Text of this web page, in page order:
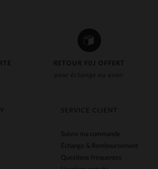
RETOUR 90J OFFERT
pour échange ou avoir
SERVICE CLIENT
Suivre ma commande
Échange & Remboursement
Questions fréquentes